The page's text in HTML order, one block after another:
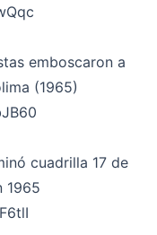
emboscaron a
(1965)
cuadrilla 17 de
1965